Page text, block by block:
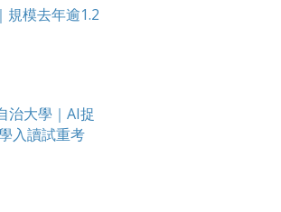
規模去年逾1.2
治大學｜AI捉
入讀試重考